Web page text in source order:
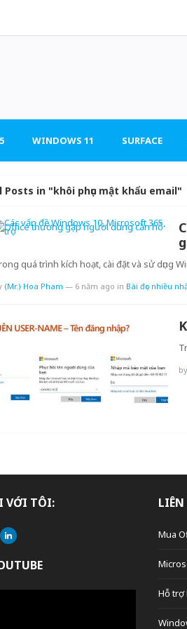
WINDOWS 11 SURFACE
Posts in "khôi phục mật khẩu email"
quá trình kích hoạt, cài đặt và sử dụng
(Mr.) Hoa Pham — 6 năm ago in Bài đọc nhiều
by
VỚI TÔI:
Mua
Hỗ trợ